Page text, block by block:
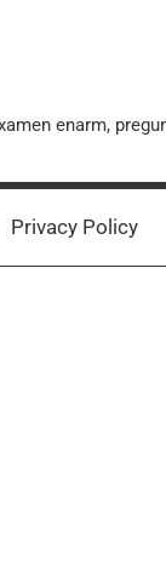
enarm,
Privacy Policy